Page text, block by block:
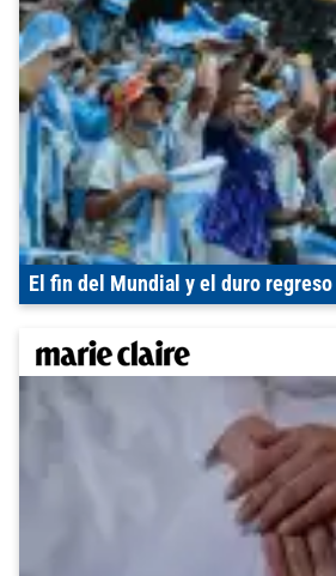
El fin del Mundial y el duro regreso